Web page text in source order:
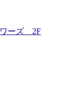
ーズ 2F